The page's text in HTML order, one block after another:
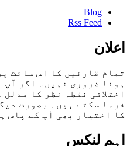
Blog
Rss Feed
اعلان
تمام قارئیں کا اس سائٹ
ہونا ضروری نہیں۔ اگر آپ
اختلافی نقطہ نظر کا
فرما سکتے ہیں۔ بصورت
کا اختیار بھی آپ کے پاس
اہم لنکس